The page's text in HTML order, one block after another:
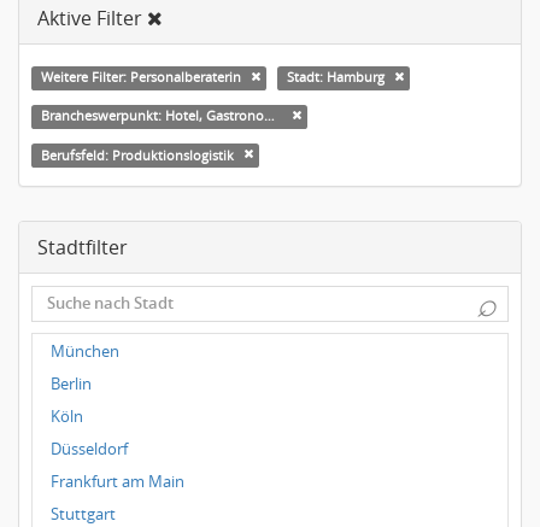
Aktive Filter
Weitere Filter: Personalberaterin Stadt: Hamburg
Brancheswerpunkt: Hotel, Gastronomie & Catering
Berufsfeld: Produktionslogistik
Stadtfilter
⌕
München
Berlin
Köln
Düsseldorf
Frankfurt am Main
Stuttgart